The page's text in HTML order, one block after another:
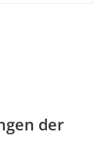
der